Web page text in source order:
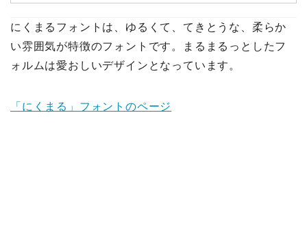
にくまるフォントは、ゆるくて、てきとうな、柔らか
い雰囲気が特徴のフォントです。まるまるっとしたフ
ォルムは愛おしいデザインとなっています。
「にくまる」フォントのページ